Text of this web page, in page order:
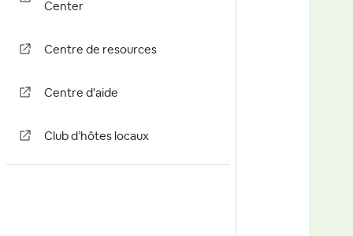
Center
Centre de resources
Centre d'aide
Club d’hôtes locaux